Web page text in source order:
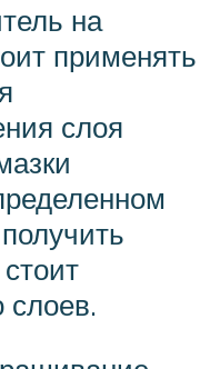
на
применять
слоя
слоев.